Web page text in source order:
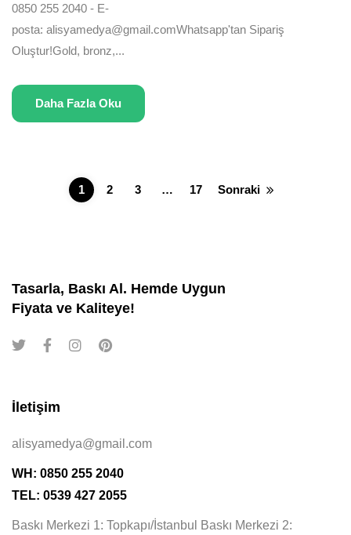
0850 255 2040 - E-
posta: alisyamedya@gmail.comWhatsapp'tan Sipariş
Oluştur!Gold, bronz,...
Daha Fazla Oku
1 2 3 … 17 Sonraki
Tasarla, Baskı Al. Hemde Uygun
Fiyata ve Kaliteye!
İletişim
alisyamedya@gmail.com
WH: 0850 255 2040
TEL: 0539 427 2055
Baskı Merkezi 1: Topkapı/İstanbul Baskı Merkezi 2: